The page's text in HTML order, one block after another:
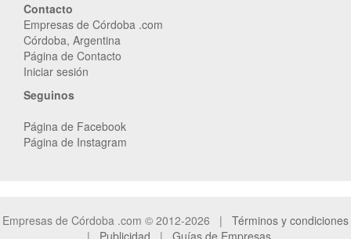
Contacto
Empresas de Córdoba .com
Córdoba, Argentina
Página de Contacto
Iniciar sesión
Seguinos
Página de Facebook
Página de Instagram
Empresas de Córdoba .com © 2012-2026 | Términos y condiciones
| Publicidad | Guías de Empresas